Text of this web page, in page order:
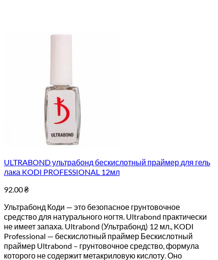
ULTRABOND ультрабонд бескислотный праймер для гель
лака KODI PROFESSIONAL 12мл
92.00₴
Ультрабонд Коди — это безопасное грунтовочное
средство для натурального ногтя. Ultrabond практически
не имеет запаха. Ultrabond (Ультрабонд) 12 мл., KODI
Professional — бескислотный праймер Бескислотный
праймер Ultrabond – грунтовочное средство, формула
которого не содержит метакриловую кислоту. Оно